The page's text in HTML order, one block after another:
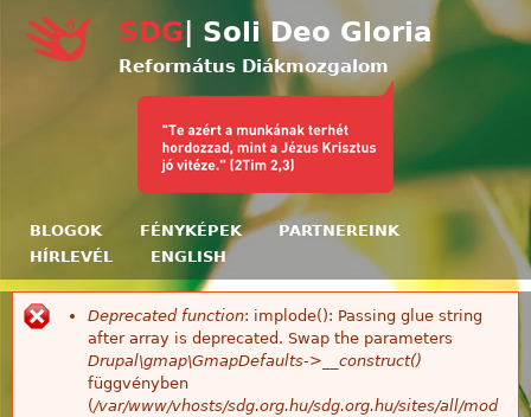
Ugrás a tartalomra
SDG | Soli Deo Gloria
Református Diákmozgalom
BLOGOK FÉNYKÉPEK
PARTNEREINK
HÍRLEVÉL
ENGLISH
Hibaüzenet
Deprecated function: implode(): Passing glue string
after array is deprecated. Swap the parameters
Drupal\gmap\GmapDefaults->__construct()
függvényben
(/var/www/vhosts/sdg.org.hu/sdg.org.hu/sites/all/mod